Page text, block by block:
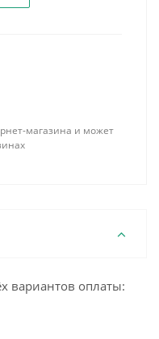
магазина и может
вариантов оплаты: